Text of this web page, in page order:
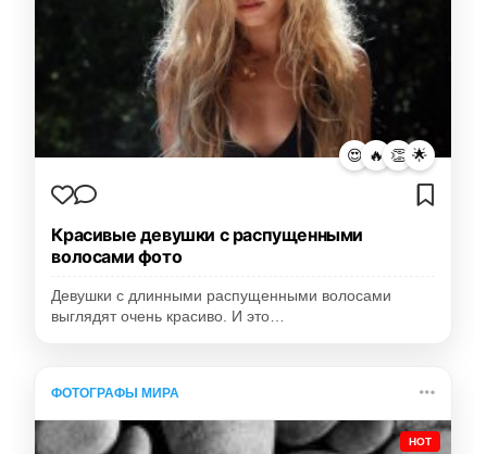
😍 🔥 👏 🌟
Красивые девушки с распущенными
волосами фото
Девушки с длинными распущенными волосами
выглядят очень красиво. И это…
ФОТОГРАФЫ МИРА
HOT